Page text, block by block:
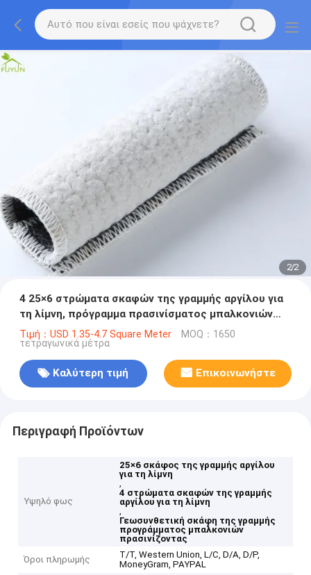
2/2
4 25×6 στρώματα σκαφών της γραμμής αργίλου για
τη λίμνη, πρόγραμμα πρασινίσματος μπαλκονιών
σκαφών της γραμμής Γεωσυνθετική
Τιμή：USD 1.35-4.7 Square Meter MOQ：1650
τετραγωνικά μέτρα
Καλύτερη τιμή Επικοινωνήστε
Περιγραφή Προϊόντων
Υψηλό φως
25×6 σκάφος της γραμμής αργίλου
για τη λίμνη
,
4 στρώματα σκαφών της γραμμής
αργίλου για τη λίμνη
,
Γεωσυνθετική σκάφη της γραμμής
προγράμματος μπαλκονιών
πρασινίζοντας
Όροι πληρωμής
T/T, Western Union, L/C, D/A, D/P,
MoneyGram, PAYPAL